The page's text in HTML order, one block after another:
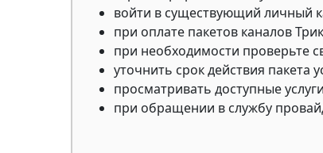
войти в существующий личный
при оплате пакетов каналов
при необходимости проверьте
уточнить срок действия пакета
просматривать доступные
при обращении в службу